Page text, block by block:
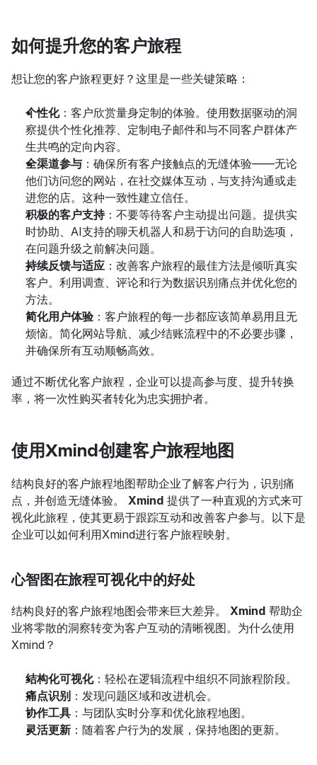
如何提升您的客户旅程
想让您的客户旅程更好？这里是一些关键策略：
个性化：客户欣赏量身定制的体验。使用数据驱动的洞
察提供个性化推荐、定制电子邮件和与不同客户群体产
生共鸣的定向内容。
全渠道参与 ：确保所有客户接触点的无缝体验——无论
他们访问您的网站，在社交媒体互动，与支持沟通或走
进您的店。这种一致性建立信任。
积极的客户支持：不要等待客户主动提出问题。提供实
时协助、AI支持的聊天机器人和易于访问的自助选项，
在问题升级之前解决问题。
持续反馈与适应 ：改善客户旅程的最佳方法是倾听真实
客户。利用调查、评论和行为数据识别痛点并优化您的
方法。
简化用户体验：客户旅程的每一步都应该简单易用且无
烦恼。简化网站导航、减少结账流程中的不必要步骤，
并确保所有互动顺畅高效。
通过不断优化客户旅程，企业可以提高参与度、提升转换
率，将一次性购买者转化为忠实拥护者。
使用Xmind创建客户旅程地图
结构良好的客户旅程地图帮助企业了解客户行为，识别痛
点，并创造无缝体验。 Xmind 提供了一种直观的方式来可
视化此旅程，使其更易于跟踪互动和改善客户参与。以下是
企业可以如何利用Xmind进行客户旅程映射。
心智图在旅程可视化中的好处
结构良好的客户旅程地图会带来巨大差异。 Xmind 帮助企
业将零散的洞察转变为客户互动的清晰视图。为什么使用
Xmind？
结构化可视化：轻松在逻辑流程中组织不同旅程阶段。
痛点识别 ：发现问题区域和改进机会。
协作工具 ：与团队实时分享和优化旅程地图。
灵活更新 ：随着客户行为的发展，保持地图的更新。